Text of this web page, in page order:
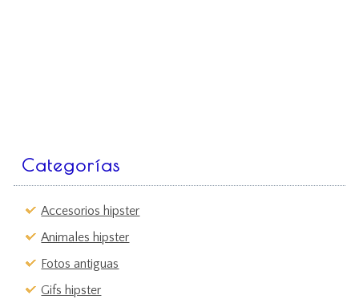
Categorías
Accesorios hipster
Animales hipster
Fotos antiguas
Gifs hipster